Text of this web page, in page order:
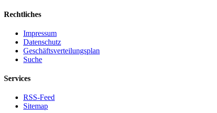
Rechtliches
Impressum
Datenschutz
Geschäftsverteilungsplan
Suche
Services
RSS-Feed
Sitemap